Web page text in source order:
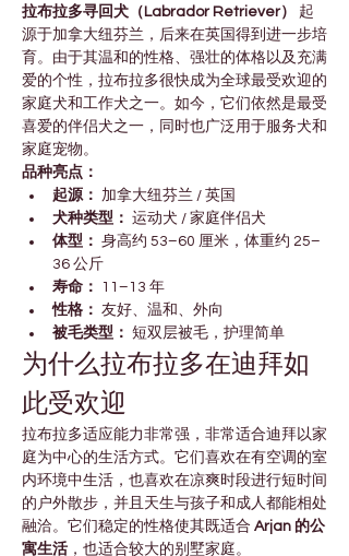
拉布拉多寻回犬（Labrador Retriever）
起
源于加拿大纽芬兰，后来在英国得到进一步培
育。由于其温和的性格、强壮的体格以及充满
爱的个性，拉布拉多很快成为全球最受欢迎的
家庭犬和工作犬之一。如今，它们依然是最受
喜爱的伴侣犬之一，同时也广泛用于服务犬和
家庭宠物。
品种亮点：
起源：
加拿大纽芬兰 / 英国
犬种类型： 运动犬 / 家庭伴侣犬
体型： 身高约 53–60 厘米，体重约 25–
36 公斤
寿命：
11–13 年
性格： 友好、温和、外向
被毛类型： 短双层被毛，护理简单
为什么拉布拉多在迪拜如
此受欢迎
拉布拉多适应能力非常强，非常适合迪拜以家
庭为中心的生活方式。它们喜欢在有空调的室
内环境中生活，也喜欢在凉爽时段进行短时间
的户外散步，并且天生与孩子和成人都能相处
融洽。它们稳定的性格使其既适合 Arjan 的公
寓生活 ，也适合较大的别墅家庭。